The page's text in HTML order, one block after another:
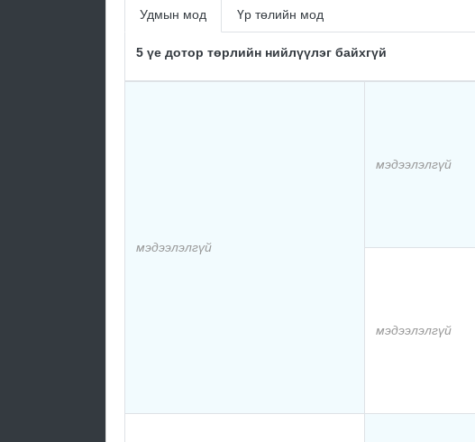
Удмын мод Үр төлийн мод
5 үе дотор төрлийн нийлүүлэг байхгүй
мэдээлэлгүй
мэдээлэлгүй
мэдээлэлгүй